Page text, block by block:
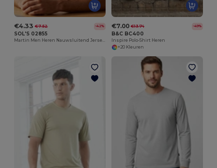
€4.33 €7.52 -42%
SOL'S 02855
€7.00 €13.74 -49%
B&C BC400
Inspire Polo-Shirt Heren
+20 Kleuren